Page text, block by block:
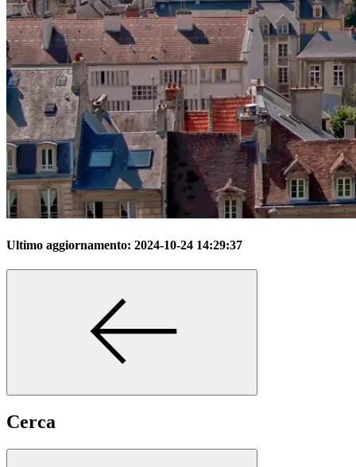
Ultimo aggiornamento: 2024-10-24 14:29:37
Cerca